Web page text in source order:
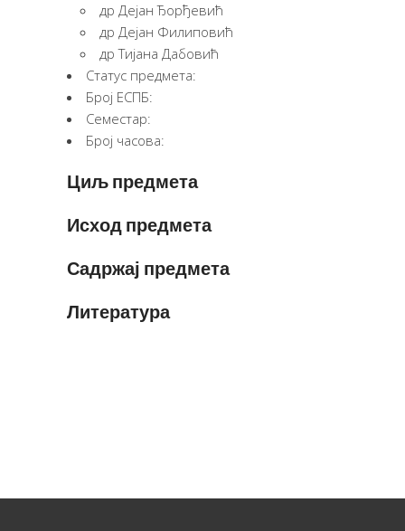
др Дејан Ђорђевић
др Дејан Филиповић
др Тијана Дабовић
Статус предмета:
Број ЕСПБ:
Семестар:
Број часова:
Циљ предмета
Исход предмета
Садржај предмета
Литература